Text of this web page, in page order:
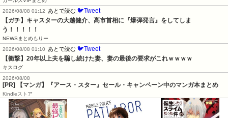
2026/08/08 01:12
あとで読む 🐦Tweet
【ガチ】キャスターの大越健介、高市首相に『爆弾発言』をしてしま
う！！！！！
NEWSまとめもりー
2026/08/08 01:10
あとで読む 🐦Tweet
【衝撃】20年以上夫を騙し続けた妻、妻の最後の要求がこれｗｗｗｗ
キスログ
2026/08/08
[PR] 【マンガ】『アース・スター』セール・キャンペーン中のマンガ本まとめ
Kindleストア